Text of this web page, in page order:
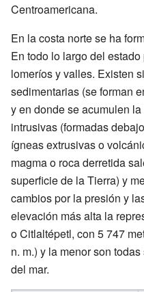
Centroamericana.
En la costa norte se ha
En todo lo largo del
lomeríos y valles. Existen
sedimentarias (se forman
y en donde se acumulen
intrusivas (formadas
ígneas extrusivas o
magma o roca derretida
superficie de la Tierra) y
cambios por la presión y
elevación más alta la
o Citlaltépetl, con 5 747
n. m.) y la menor son
del mar.